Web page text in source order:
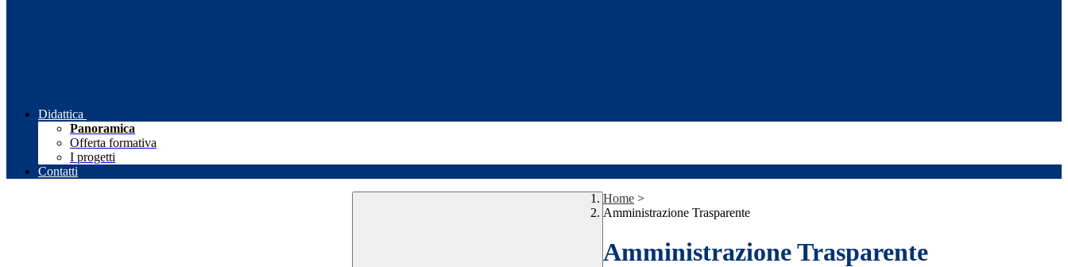
Didattica
Panoramica
Offerta formativa
I progetti
Contatti
Home >
Amministrazione Trasparente
Amministrazione Trasparente